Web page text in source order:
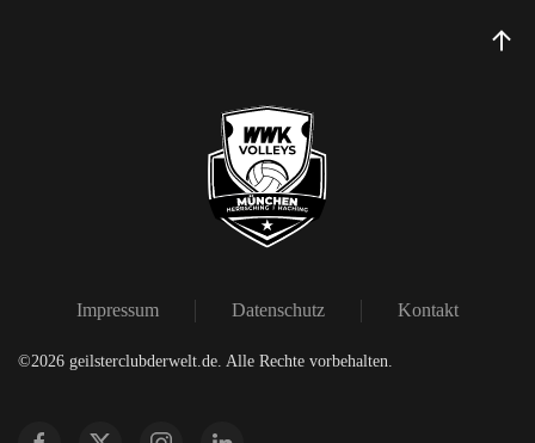
Impressum Datenschutz Kontakt
©2026 geilsterclubderwelt.de. Alle Rechte vorbehalten.